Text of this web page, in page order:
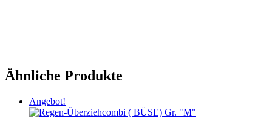
Ähnliche Produkte
Angebot!